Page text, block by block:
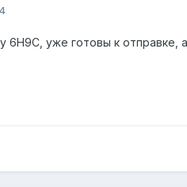
6Н9С, уже готовы к отправке,